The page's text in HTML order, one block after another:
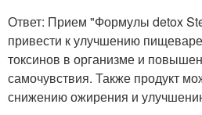
Ответ: Прием "Формулы detox
привести к улучшению
токсинов в организме и
самочувствия. Также продукт
снижению ожирения и